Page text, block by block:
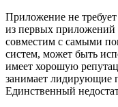
Приложение не требует
из первых приложений
совместим с самыми
систем, может быть
имеет хорошую
занимает лидирующие
Единственный